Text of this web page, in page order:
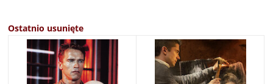
Ostatnio usunięte